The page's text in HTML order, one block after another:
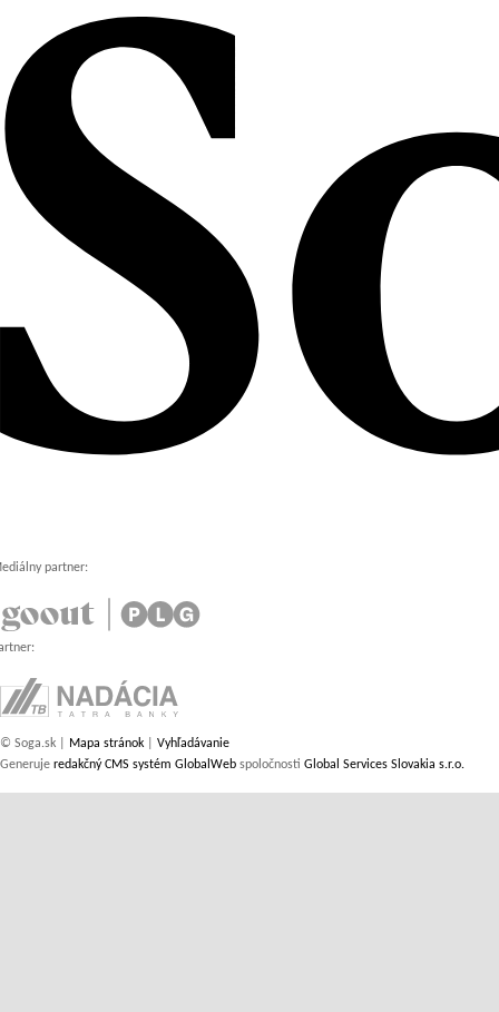
partner:
© Soga.sk | Mapa stránok
Vyhľadávanie
Generuje redakčný CMS systém GlobalWeb spoločnosti Global Services Slovakia s.r.o.